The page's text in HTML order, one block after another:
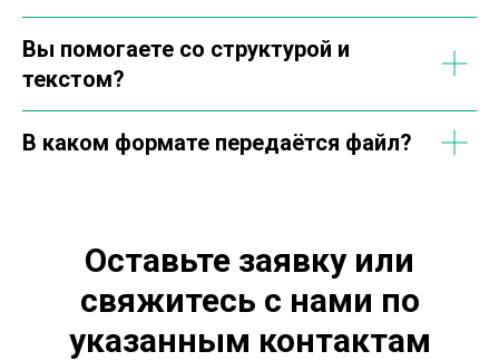
Вы помогаете со структурой и
текстом?
В каком формате передаётся файл?
Оставьте заявку или
свяжитесь с нами по
указанным контактам